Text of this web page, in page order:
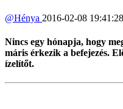
@Hénya 2016-02-08 19:41:28
Nincs egy hónapja, hogy
máris érkezik a befejezés.
ízelítőt.